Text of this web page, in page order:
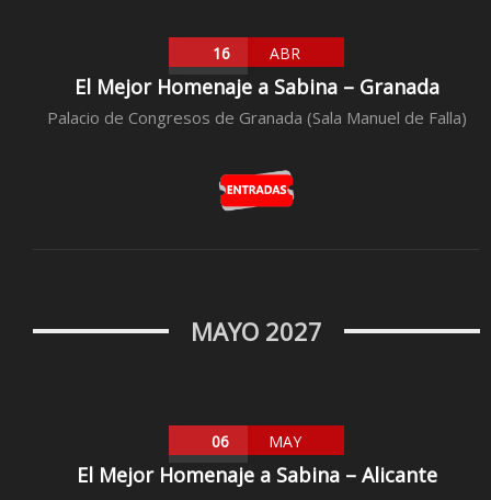
16 ABR
El Mejor Homenaje a Sabina – Granada
Palacio de Congresos de Granada (Sala Manuel de Falla)
MAYO 2027
06 MAY
El Mejor Homenaje a Sabina – Alicante